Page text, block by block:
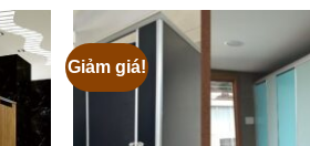
Giảm giá!